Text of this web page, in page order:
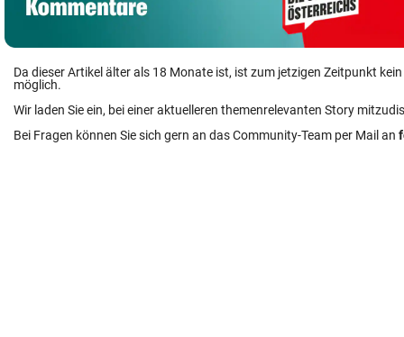
Da dieser Artikel älter als 18 Monate ist, ist zum jetzigen Zeitpunkt
möglich.
Wir laden Sie ein, bei einer aktuelleren themenrelevanten Story
Bei Fragen können Sie sich gern an das Community-Team per Mail an